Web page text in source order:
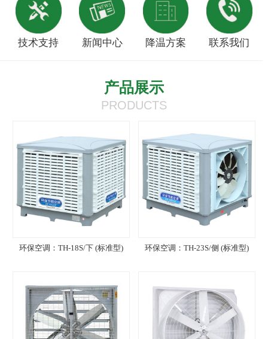
技术支持 新闻中心 降温方案 联系我们
产品展示
PRODUCTS
环保空调：TH-18S/下 (标准型) 环保空调：TH-23S/侧 (标准型)